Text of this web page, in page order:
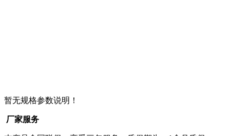
暂无规格参数说明！
厂家服务